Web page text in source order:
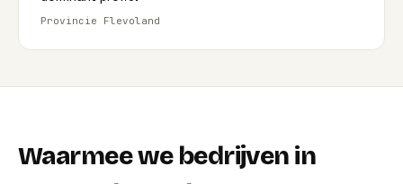
Provincie Flevoland
Waarmee we bedrijven in